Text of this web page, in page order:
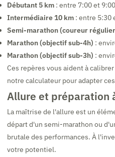
Débutant 5 km : entre 7:00 et
Intermédiaire 10 km : entre 5:30
Semi-marathon (coureur
Marathon (objectif sub-4h) :
Marathon (objectif sub-3h) :
Ces repères vous aident à
notre calculateur pour adapter
Allure et préparation
La maîtrise de l'allure est un
départ d'un semi-marathon ou
brutale des performances. À
votre potentiel.